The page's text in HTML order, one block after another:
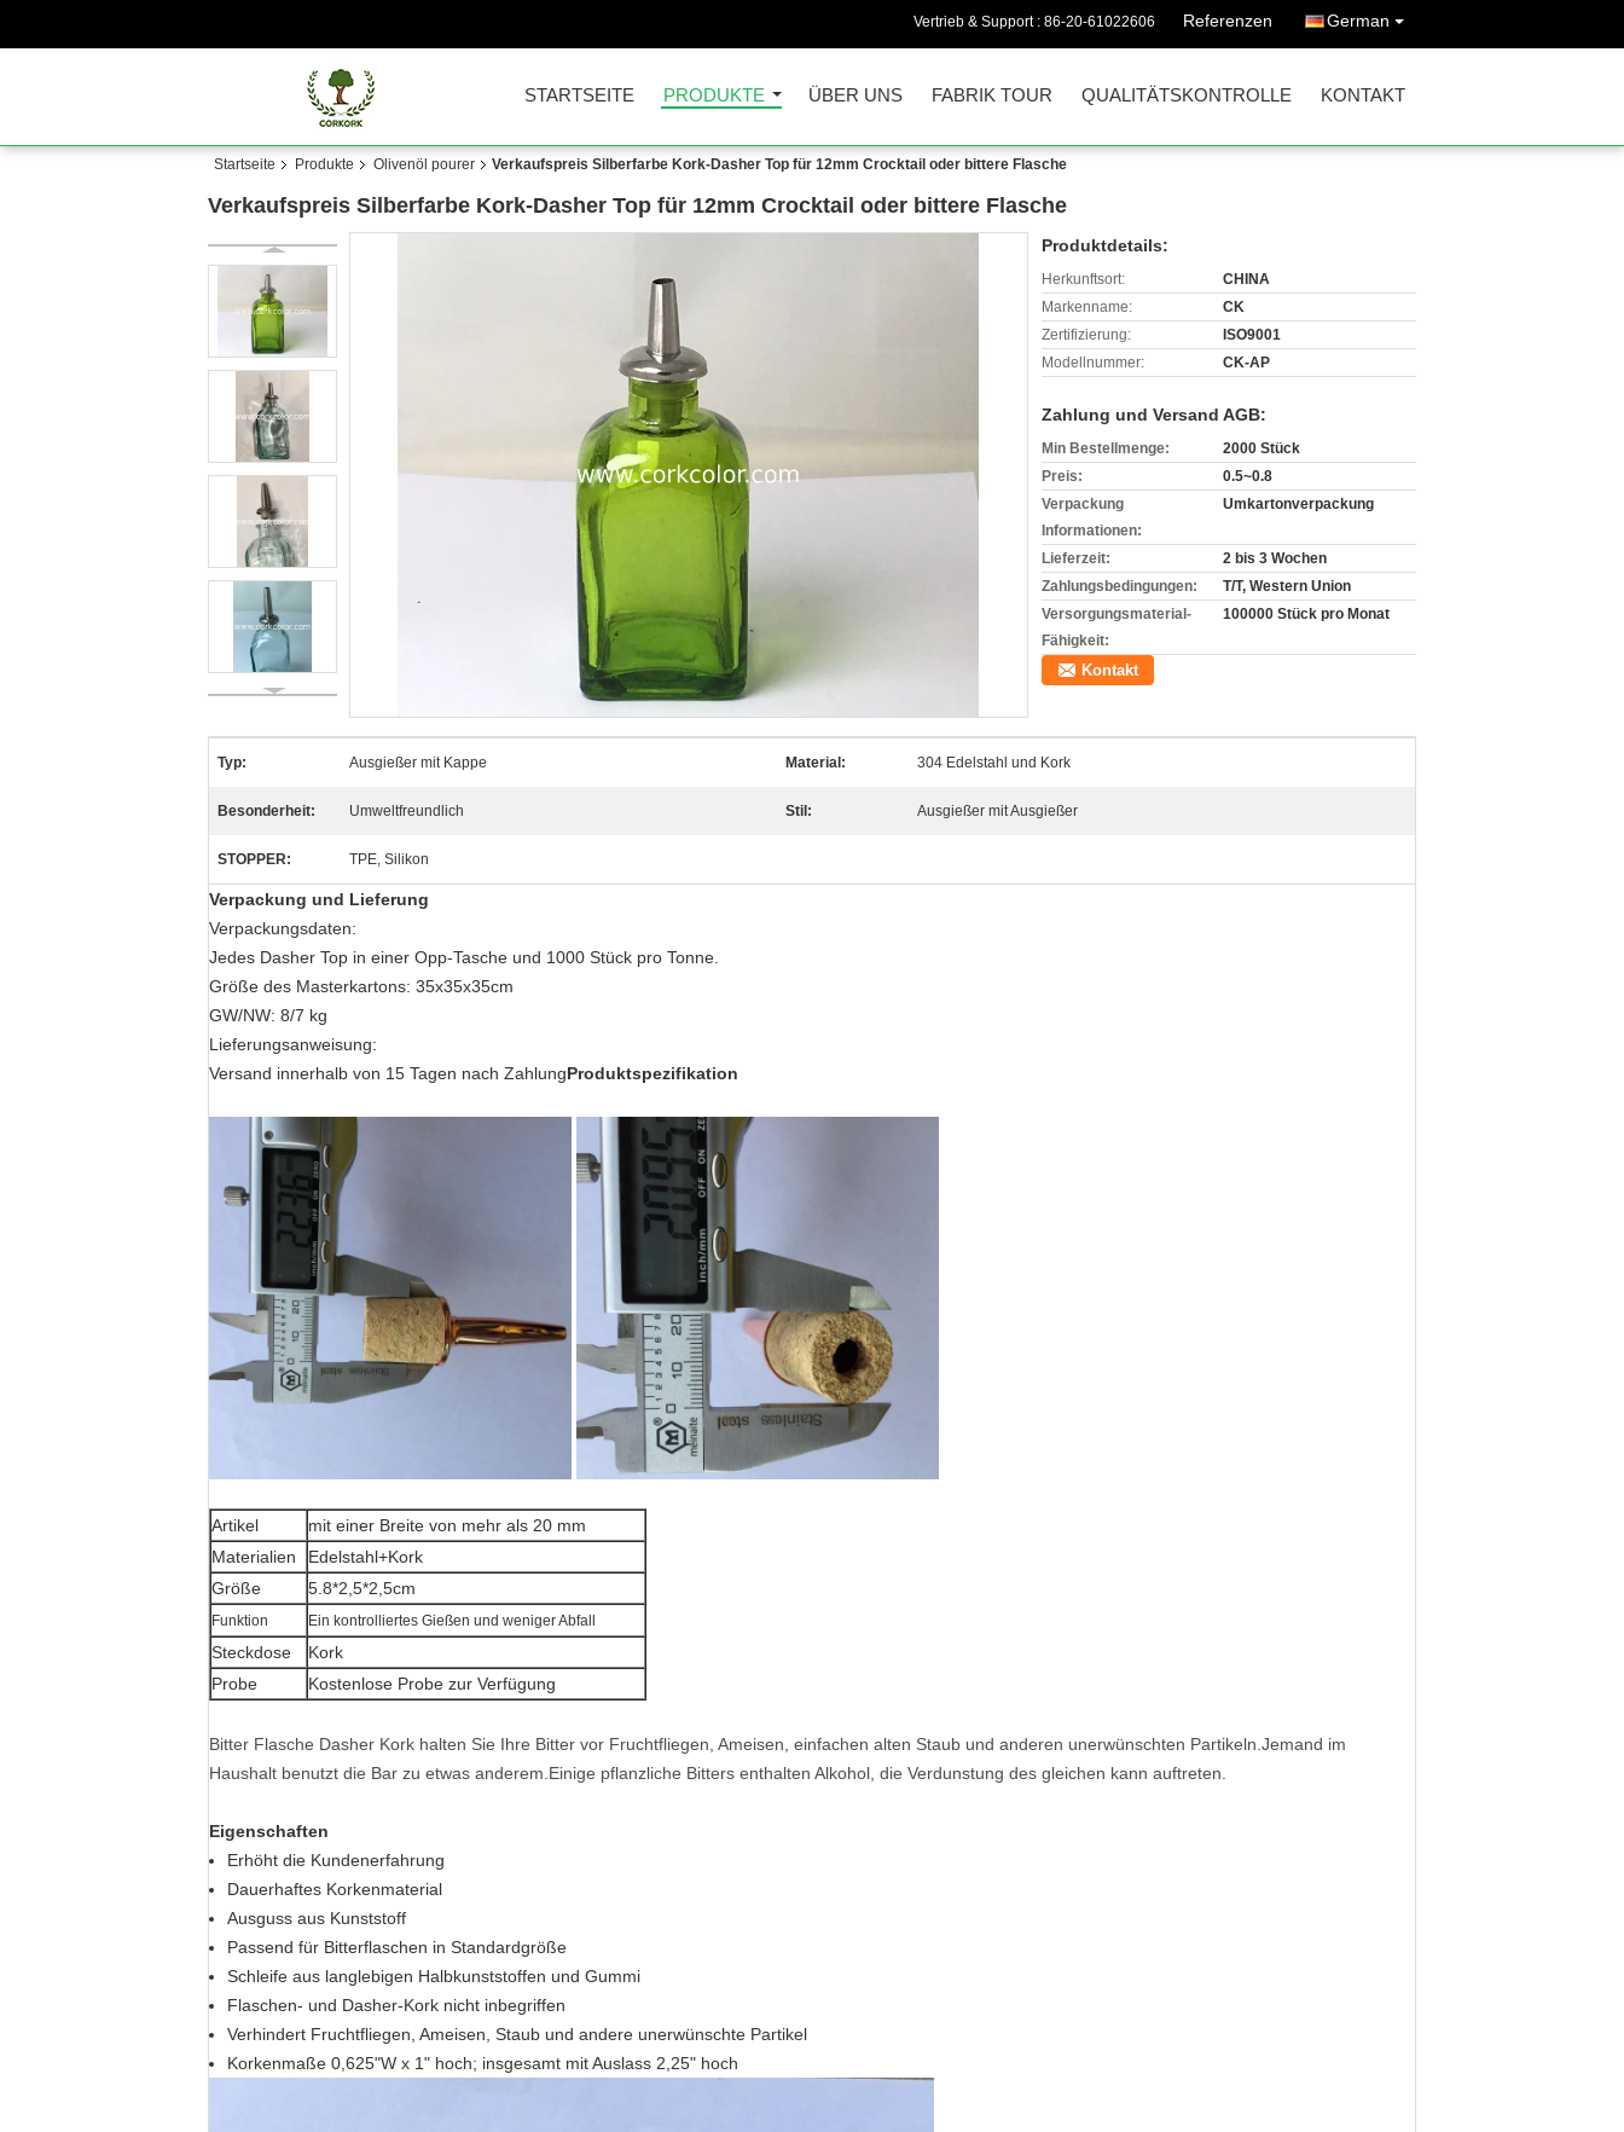
Vertrieb & Support : 86-20-61022606 Referenzen German
STARTSEITE PRODUKTE ÜBER UNS FABRIK TOUR QUALITÄTSKONTROLLE KONTAKT
Startseite Produkte Olivenöl pourer Verkaufspreis Silberfarbe Kork-Dasher Top für 12mm Crocktail oder bittere Flasche
Verkaufspreis Silberfarbe Kork-Dasher Top für 12mm Crocktail oder bittere Flasche
Produktdetails:
Herkunftsort:
CHINA
Markenname:
CK
Zertifizierung:
ISO9001
Modellnummer:
CK-AP
Zahlung und Versand AGB:
Min Bestellmenge:
2000 Stück
Preis:
0.5~0.8
Verpackung
Informationen:
Umkartonverpackung
Lieferzeit:
2 bis 3 Wochen
Zahlungsbedingungen:
T/T, Western Union
Versorgungsmaterial-
Fähigkeit:
100000 Stück pro Monat
Kontakt
Typ: Ausgießer mit Kappe Material: 304 Edelstahl und Kork
Besonderheit: Umweltfreundlich Stil: Ausgießer mit Ausgießer
STOPPER: TPE, Silikon
Verpackung und Lieferung
Verpackungsdaten:
Jedes Dasher Top in einer Opp-Tasche und 1000 Stück pro Tonne.
Größe des Masterkartons: 35x35x35cm
GW/NW: 8/7 kg
Lieferungsanweisung:
Versand innerhalb von 15 Tagen nach ZahlungProduktspezifikation
Artikel
mit einer Breite von mehr als 20 mm
Materialien
Edelstahl+Kork
Größe
5.8*2,5*2,5cm
Funktion Ein kontrolliertes Gießen und weniger Abfall
Steckdose
Kork
Probe
Kostenlose Probe zur Verfügung
Bitter Flasche Dasher Kork halten Sie Ihre Bitter vor Fruchtfliegen, Ameisen, einfachen alten Staub und anderen unerwünschten Partikeln.Jemand im
Haushalt benutzt die Bar zu etwas anderem.Einige pflanzliche Bitters enthalten Alkohol, die Verdunstung des gleichen kann auftreten.
Eigenschaften
Erhöht die Kundenerfahrung
Dauerhaftes Korkenmaterial
Ausguss aus Kunststoff
Passend für Bitterflaschen in Standardgröße
Schleife aus langlebigen Halbkunststoffen und Gummi
Flaschen- und Dasher-Kork nicht inbegriffen
Verhindert Fruchtfliegen, Ameisen, Staub und andere unerwünschte Partikel
Korkenmaße 0,625"W x 1" hoch; insgesamt mit Auslass 2,25" hoch